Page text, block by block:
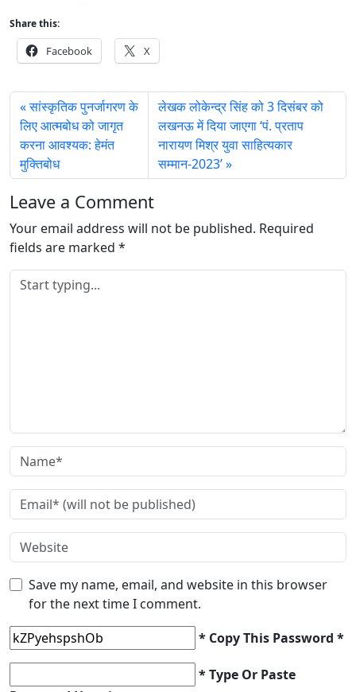
Share this:
Facebook X
सांस्कृतिक पुनर्जागरण के
लिए आत्मबोध को जागृत
करना आवश्यक: हेमंत
मुक्तिबोध
लेखक लोकेन्द्र सिंह को 3 दिसंबर को
लखनऊ में दिया जाएगा ‘पं. प्रताप
नारायण मिश्र युवा साहित्यकार
सम्मान-2023’
Leave a Comment
Your email address will not be published. Required
fields are marked *
Save my name, email, and website in this browser
for the next time I comment.
* Copy This Password *
* Type Or Paste